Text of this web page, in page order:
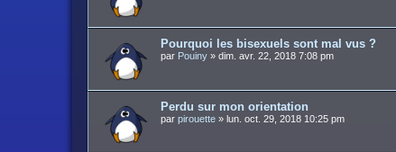
Pourquoi les bisexuels sont mal vus ?
par Pouiny » dim. avr. 22, 2018 7:08 pm
Perdu sur mon orientation
par pirouette » lun. oct. 29, 2018 10:25 pm